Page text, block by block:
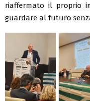
riaffermato il proprio
guardare al futuro